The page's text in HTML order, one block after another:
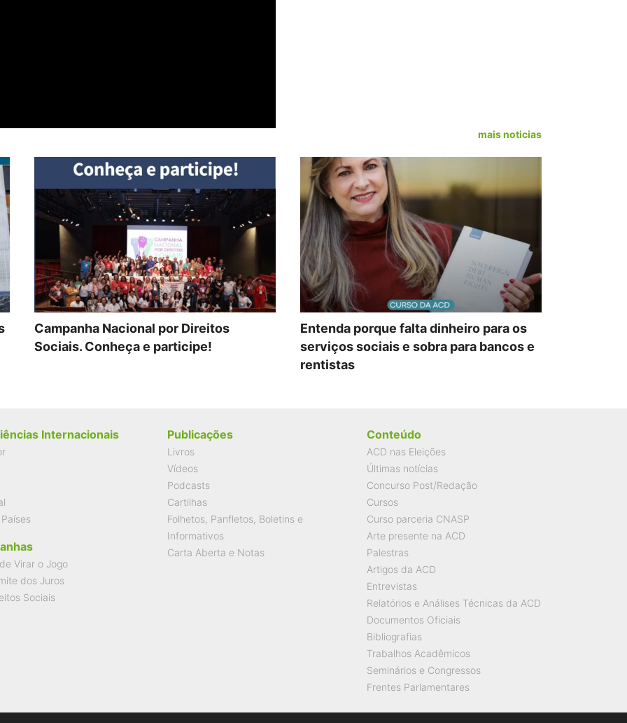
mais noticias
Campanha Nacional por Direitos
Sociais. Conheça e participe!
Entenda porque falta dinheiro para os
serviços sociais e sobra para bancos e
rentistas
Internacionais
Virar o Jogo
dos Juros
Sociais
Publicações
Livros
Vídeos
Podcasts
Cartilhas
Folhetos, Panfletos, Boletins e
Informativos
Carta Aberta e Notas
Conteúdo
ACD nas Eleições
Últimas notícias
Concurso Post/Redação
Cursos
Curso parceria CNASP
Arte presente na ACD
Palestras
Artigos da ACD
Entrevistas
Relatórios e Análises Técnicas da ACD
Documentos Oficiais
Bibliografias
Trabalhos Acadêmicos
Seminários e Congressos
Frentes Parlamentares